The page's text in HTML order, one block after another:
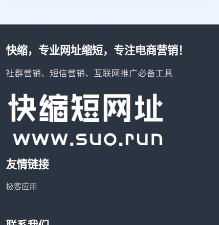
快缩，专业网址缩短，专注电商营销！
社群营销、短信营销、互联网推广必备工具
友情链接
极客应用